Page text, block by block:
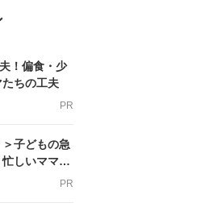
！偏食・少
ちの工夫
PR
子どもの急
しいママを
PR